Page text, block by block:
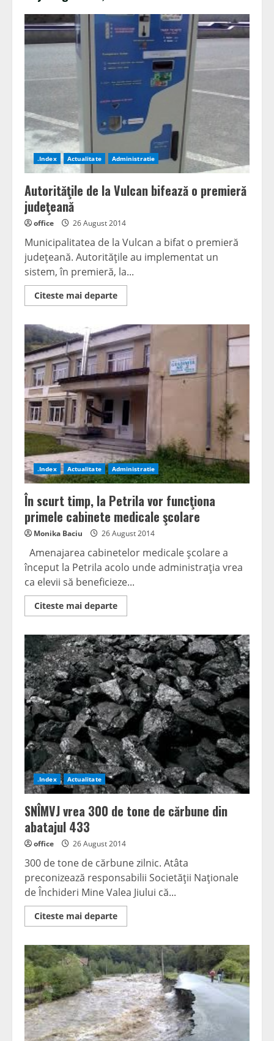
.Index Actualitate Administratie
Autorităţile de la Vulcan bifează o premieră
judeţeană
office 26 August 2014
Municipalitatea de la Vulcan a bifat o premieră
judeţeană. Autorităţile au implementat un
sistem, în premieră, la...
Citeste mai departeRead
more
de
la
Vulcan
bifează
o
premieră
judeţeană
.Index Actualitate Administratie
În scurt timp, la Petrila vor funcţiona
primele cabinete medicale şcolare
Monika Baciu 26 August 2014
Amenajarea cabinetelor medicale şcolare a
început la Petrila acolo unde administraţia vrea
ca elevii să beneficieze...
Citeste mai departeRead
more
scurt
timp,
la
Petrila
vor
funcţiona
primele
cabinete
medicale
şcolare
.Index Actualitate
SNÎMVJ vrea 300 de tone de cărbune din
abatajul 433
office 26 August 2014
300 de tone de cărbune zilnic. Atâta
preconizează responsabilii Societăţii Naţionale
de Închideri Mine Valea Jiului că...
Citeste mai departeRead
more
vrea
300
de
tone
de
cărbune
din
abatajul
433